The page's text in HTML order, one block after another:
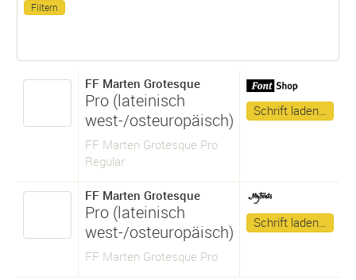
FF Marten Grotesque
Pro (lateinisch
west-/osteuropäisch)
FF Marten Grotesque Pro
Regular
Schrift laden…
FF Marten Grotesque
Pro (lateinisch
west-/osteuropäisch)
FF Marten Grotesque Pro
Schrift laden…